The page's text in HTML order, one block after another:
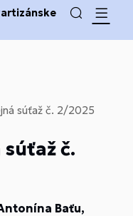
súťaž č. 2/2025
č.
Baťu,